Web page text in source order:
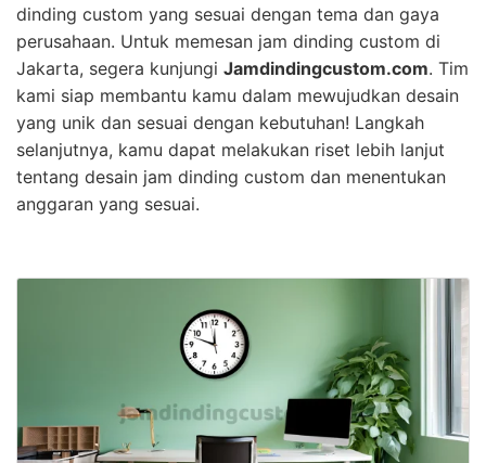
dinding custom yang sesuai dengan tema dan gaya
perusahaan. Untuk memesan jam dinding custom di
Jakarta, segera kunjungi Jamdindingcustom.com. Tim
kami siap membantu kamu dalam mewujudkan desain
yang unik dan sesuai dengan kebutuhan! Langkah
selanjutnya, kamu dapat melakukan riset lebih lanjut
tentang desain jam dinding custom dan menentukan
anggaran yang sesuai.